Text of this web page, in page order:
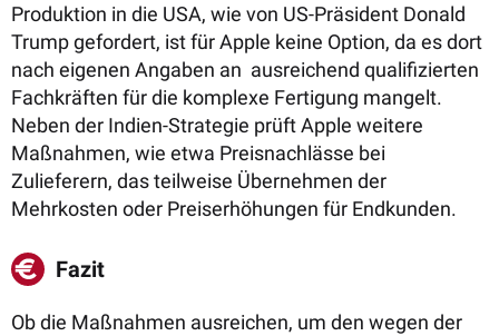
Produktion in die USA, wie von US-Präsident Donald
Trump gefordert, ist für Apple keine Option, da es dort
nach eigenen Angaben an ausreichend qualifizierten
Fachkräften für die komplexe Fertigung mangelt. ​
Neben der Indien-Strategie prüft Apple weitere
Maßnahmen, wie etwa Preisnachlässe bei
Zulieferern, das teilweise Übernehmen der
Mehrkosten oder Preiserhöhungen für Endkunden.
Fazit
Ob die Maßnahmen ausreichen, um den wegen der